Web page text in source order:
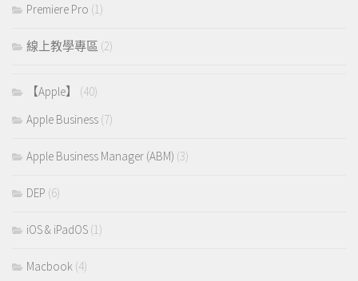
Premiere Pro (1)
線上教學專區 (2)
【Apple】
(40)
Apple Business (7)
Apple Business Manager (ABM) (3)
DEP (6)
iOS & iPadOS (1)
Macbook (4)